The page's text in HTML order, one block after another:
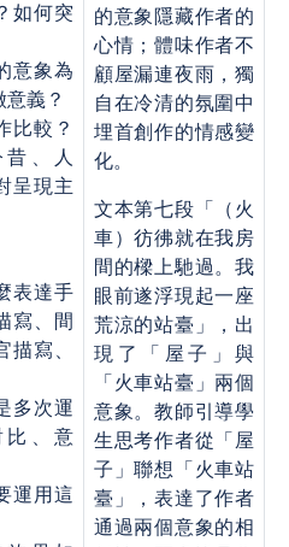
如何突
意象為
義？
比較？
昔、人
呈現主
表達手
寫、間
寫、
多次運
、意
運用這
的意象隱藏作者的
心情；體味作者不
顧屋漏連夜雨，獨
自在冷清的氛圍中
埋首創作的情感變
化。
文本第七段「（火
車）彷彿就在我房
間的樑上馳過。我
眼前遂浮現起一座
荒涼的站臺」，出
現了「屋子」與
「火車站臺」兩個
意象。教師引導學
生思考作者從「屋
子」聯想「火車站
臺」，表達了作者
通過兩個意象的相